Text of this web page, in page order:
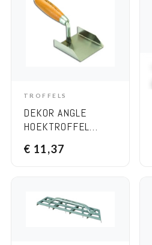
ADD TO CART
TROFFELS
DEKOR ANGLE
HOEKTROFFEL
€ 11,37